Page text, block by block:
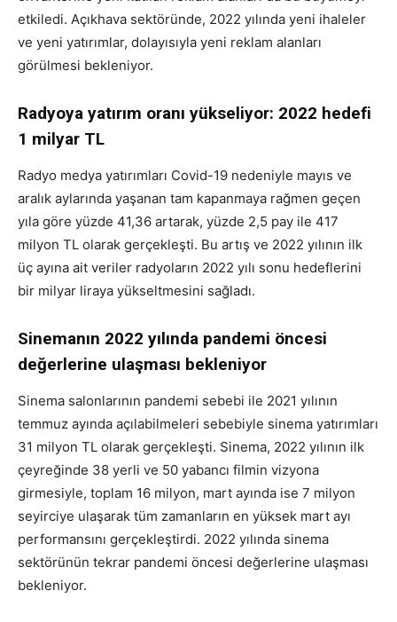
etkiledi. Açıkhava sektöründe, 2022 yılında yeni ihaleler
ve yeni yatırımlar, dolayısıyla yeni reklam alanları
görülmesi bekleniyor.
Radyoya yatırım oranı yükseliyor: 2022 hedefi
1 milyar TL
Radyo medya yatırımları Covid-19 nedeniyle mayıs ve
aralık aylarında yaşanan tam kapanmaya rağmen geçen
yıla göre yüzde 41,36 artarak, yüzde 2,5 pay ile 417
milyon TL olarak gerçekleşti. Bu artış ve 2022 yılının ilk
üç ayına ait veriler radyoların 2022 yılı sonu hedeflerini
bir milyar liraya yükseltmesini sağladı.
Sinemanın 2022 yılında pandemi öncesi
değerlerine ulaşması bekleniyor
Sinema salonlarının pandemi sebebi ile 2021 yılının
temmuz ayında açılabilmeleri sebebiyle sinema yatırımları
31 milyon TL olarak gerçekleşti. Sinema, 2022 yılının ilk
çeyreğinde 38 yerli ve 50 yabancı filmin vizyona
girmesiyle, toplam 16 milyon, mart ayında ise 7 milyon
seyirciye ulaşarak tüm zamanların en yüksek mart ayı
performansını gerçekleştirdi. 2022 yılında sinema
sektörünün tekrar pandemi öncesi değerlerine ulaşması
bekleniyor.